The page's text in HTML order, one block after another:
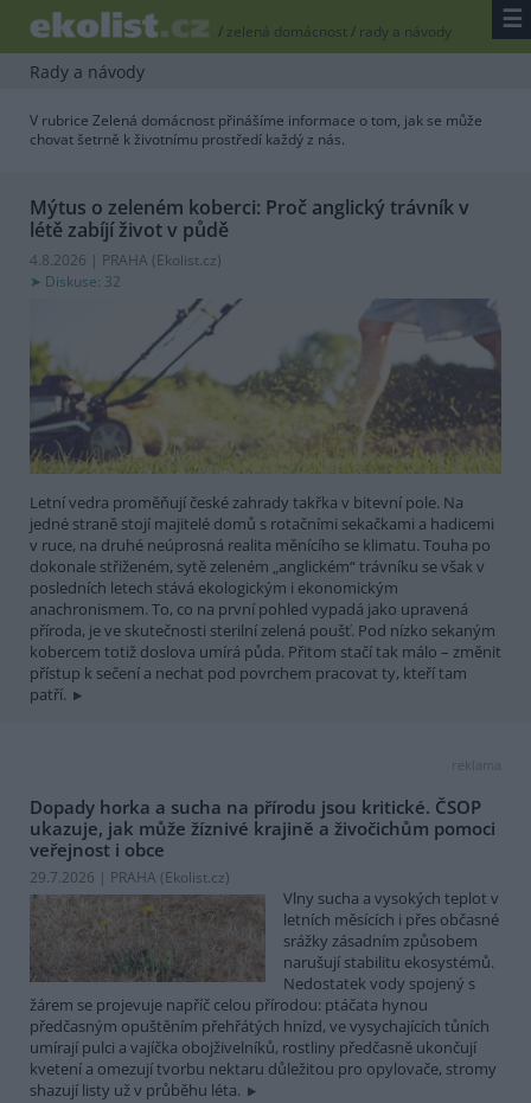
/ zelená domácnost/ rady a návody ☰
Rady a návody
V rubrice Zelená domácnost přinášíme informace o tom, jak se může
chovat šetrně k životnímu prostředí každý z nás.
Mýtus o zeleném koberci: Proč anglický trávník v
létě zabíjí život v půdě
4.8.2026 | PRAHA (Ekolist.cz)
Diskuse: 32
Letní vedra proměňují české zahrady takřka v bitevní pole. Na
jedné straně stojí majitelé domů s rotačními sekačkami a hadicemi
v ruce, na druhé neúprosná realita měnícího se klimatu. Touha po
dokonale střiženém, sytě zeleném „anglickém“ trávníku se však v
posledních letech stává ekologickým i ekonomickým
anachronismem. To, co na první pohled vypadá jako upravená
příroda, je ve skutečnosti sterilní zelená poušť. Pod nízko sekaným
kobercem totiž doslova umírá půda. Přitom stačí tak málo – změnit
přístup k sečení a nechat pod povrchem pracovat ty, kteří tam
patří.
reklama
Dopady horka a sucha na přírodu jsou kritické. ČSOP
ukazuje, jak může žíznivé krajině a živočichům pomoci
veřejnost i obce
29.7.2026 | PRAHA (Ekolist.cz)
Vlny sucha a vysokých teplot v
letních měsících i přes občasné
srážky zásadním způsobem
narušují stabilitu ekosystémů.
Nedostatek vody spojený s
žárem se projevuje napříč celou přírodou: ptáčata hynou
předčasným opuštěním přehřátých hnízd, ve vysychajících tůních
umírají pulci a vajíčka obojživelníků, rostliny předčasně ukončují
kvetení a omezují tvorbu nektaru důležitou pro opylovače, stromy
shazují listy už v průběhu léta.